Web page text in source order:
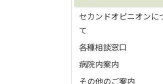
セカンドオピニオンに
て
各種相談窓口
病院内案内
その他のご案内